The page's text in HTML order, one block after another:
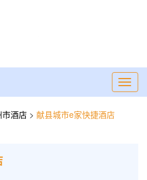
市酒店 > 献县城市e家快捷酒店